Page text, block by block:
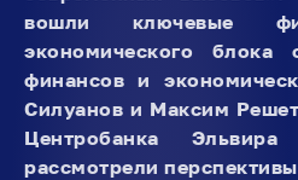
вошли ключевые
экономического
финансов и
Силуанов и Максим
Центробанка
рассмотрели